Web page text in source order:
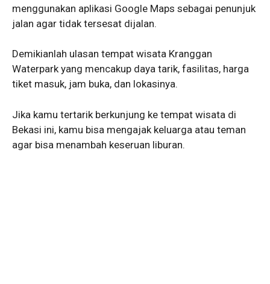
menggunakan aplikasi Google Maps sebagai penunjuk
jalan agar tidak tersesat dijalan.
Demikianlah ulasan tempat wisata Kranggan
Waterpark yang mencakup daya tarik, fasilitas, harga
tiket masuk, jam buka, dan lokasinya.
Jika kamu tertarik berkunjung ke tempat wisata di
Bekasi ini, kamu bisa mengajak keluarga atau teman
agar bisa menambah keseruan liburan.